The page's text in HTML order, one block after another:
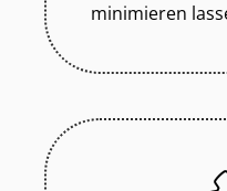
minimieren